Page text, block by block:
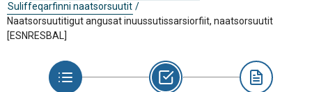
Suliffeqarfinni naatsorsuutit /
Naatsorsuutitigut angusat inuussutissarsiorfiit, naatsorsuutit
[ESNRESBAL]